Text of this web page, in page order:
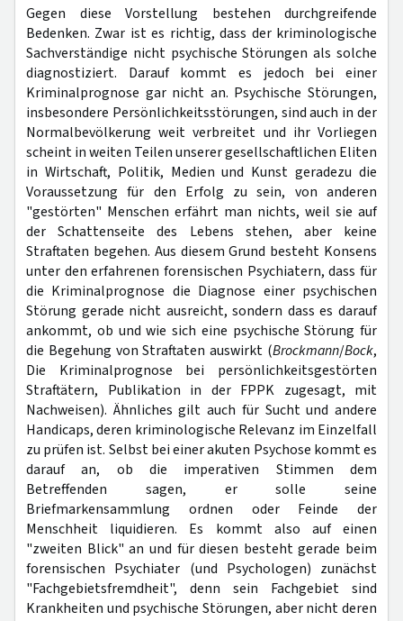
Gegen diese Vorstellung bestehen durchgreifende
Bedenken. Zwar ist es richtig, dass der kriminologische
Sachverständige nicht psychische Störungen als solche
diagnostiziert. Darauf kommt es jedoch bei einer
Kriminalprognose gar nicht an. Psychische Störungen,
insbesondere Persönlichkeitsstörungen, sind auch in der
Normalbevölkerung weit verbreitet und ihr Vorliegen
scheint in weiten Teilen unserer gesellschaftlichen Eliten
in Wirtschaft, Politik, Medien und Kunst geradezu die
Voraussetzung für den Erfolg zu sein, von anderen
"gestörten" Menschen erfährt man nichts, weil sie auf
der Schattenseite des Lebens stehen, aber keine
Straftaten begehen. Aus diesem Grund besteht Konsens
unter den erfahrenen forensischen Psychiatern, dass für
die Kriminalprognose die Diagnose einer psychischen
Störung gerade nicht ausreicht, sondern dass es darauf
ankommt, ob und wie sich eine psychische Störung für
die Begehung von Straftaten auswirkt (Brockmann/Bock,
Die Kriminalprognose bei persönlichkeitsgestörten
Straftätern, Publikation in der FPPK zugesagt, mit
Nachweisen). Ähnliches gilt auch für Sucht und andere
Handicaps, deren kriminologische Relevanz im Einzelfall
zu prüfen ist. Selbst bei einer akuten Psychose kommt es
darauf an, ob die imperativen Stimmen dem
Betreffenden sagen, er solle seine
Briefmarkensammlung ordnen oder Feinde der
Menschheit liquidieren. Es kommt also auf einen
"zweiten Blick" an und für diesen besteht gerade beim
forensischen Psychiater (und Psychologen) zunächst
"Fachgebietsfremdheit", denn sein Fachgebiet sind
Krankheiten und psychische Störungen, aber nicht deren